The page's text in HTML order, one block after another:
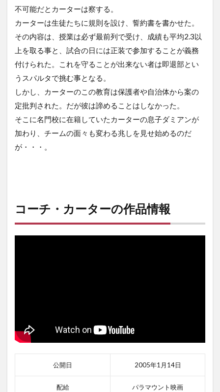
不可能だとカーターは察する。
カーターは生徒たちに規則を設け、誓約書を書かせた。
その内容は、授業は必ず最前列で受け、成績も平均2.3以
上を取る事と、試合の日には正装で参加することが義務
付けられた。これを守ることが出来ない者は即退部とい
うスパルタで挑む事となる。
しかし、カーターのこの教育は保護者や自治体から案の
定批判された。だが彼は諦めることはしなかった。
そこに名門校に在籍していたカーターの息子ダミアンが
加わり、チームの面々も変わる兆しを見せ始めるのだ
が・・・。
コーチ・カーターの作品情報
公開日 2005年1月14日
配給 パラマウント映画